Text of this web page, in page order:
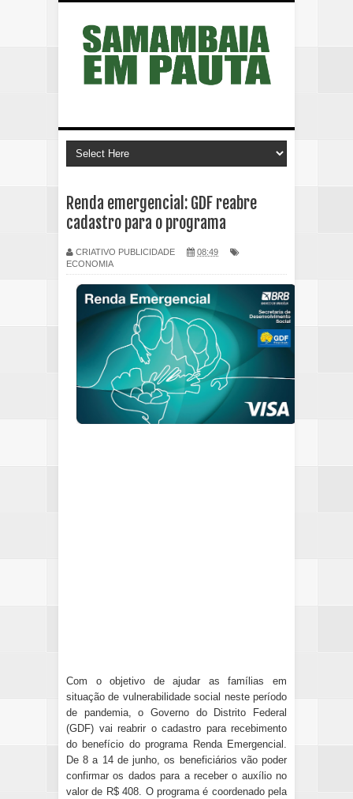
Renda emergencial: GDF reabre
cadastro para o programa
CRIATIVO PUBLICIDADE
08:49
ECONOMIA
Com o objetivo de ajudar as famílias em
situação de vulnerabilidade social neste período
de pandemia, o Governo do Distrito Federal
(GDF) vai reabrir o cadastro para recebimento
do benefício do programa Renda Emergencial.
De 8 a 14 de junho, os beneficiários vão poder
confirmar os dados para a receber o auxílio no
valor de R$ 408. O programa é coordenado pela